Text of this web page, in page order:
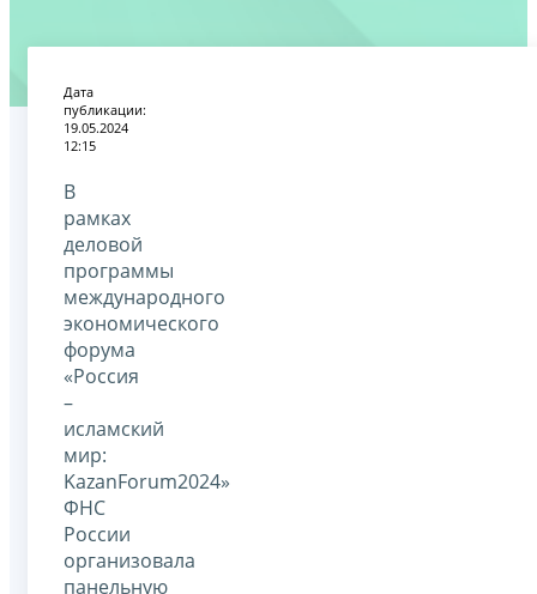
Дата
публикации:
19.05.2024
12:15
В
рамках
деловой
программы
международного
экономического
форума
«Россия
–
исламский
мир:
KazanForum2024»
ФНС
России
организовала
панельную